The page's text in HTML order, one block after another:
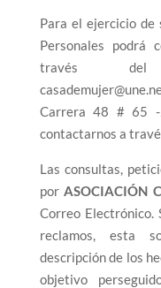
Para el ejercicio de
Personales podrá
través del
Carrera 48 # 65
contactarnos a
Las consultas,
porASOCIACIÓN
Correo Electrónico.
reclamos, esta
descripción de los
objetivo